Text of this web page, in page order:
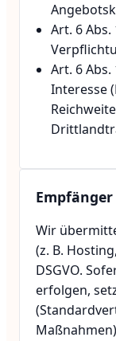
Art. 6 Abs.
Art. 6
Interesse
Wir
(z. B.
DSGVO.
erfolgen,